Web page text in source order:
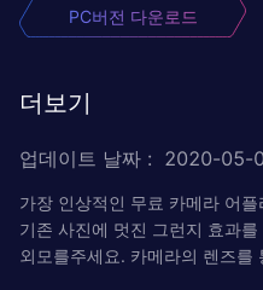
PC버전 다운로드
더보기
업데이트 날짜 : 2020-05-
가장 인상적인 무료 카메라 어
기존 사진에 멋진 그런지 효과
외모를주세요. 카메라의 렌즈